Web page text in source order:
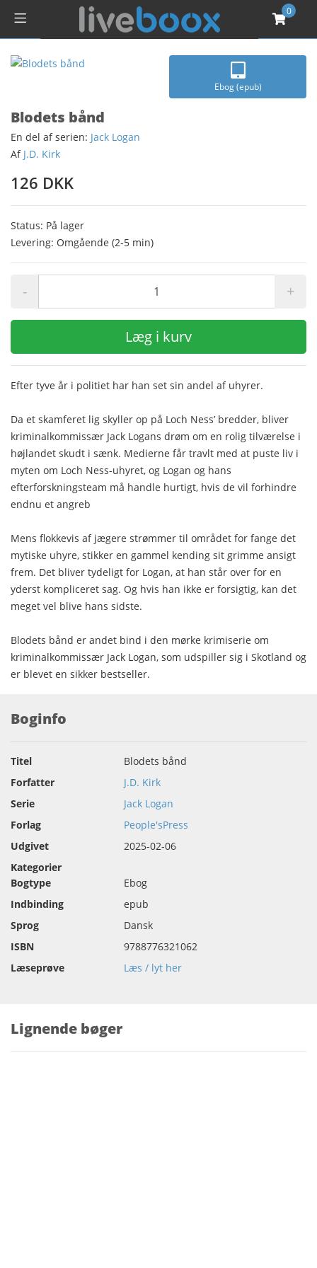
0
Ebog (epub)
Blodets bånd
En del af serien: Jack Logan
Af J.D. Kirk
126 DKK
Status: På lager
Levering: Omgående (2-5 min)
- +
Læg i kurv
Efter tyve år i politiet har han set sin andel af uhyrer.
Da et skamferet lig skyller op på Loch Ness’ bredder, bliver
kriminalkommissær Jack Logans drøm om en rolig tilværelse i
højlandet skudt i sænk. Medierne får travlt med at puste liv i
myten om Loch Ness-uhyret, og Logan og hans
efterforskningsteam må handle hurtigt, hvis de vil forhindre
endnu et angreb
Mens flokkevis af jægere strømmer til området for fange det
mytiske uhyre, stikker en gammel kending sit grimme ansigt
frem. Det bliver tydeligt for Logan, at han står over for en
yderst kompliceret sag. Og hvis han ikke er forsigtig, kan det
meget vel blive hans sidste.
Blodets bånd er andet bind i den mørke krimiserie om
kriminalkommissær Jack Logan, som udspiller sig i Skotland og
er blevet en sikker bestseller.
Boginfo
Titel
Blodets bånd
Forfatter
J.D. Kirk
Serie
Jack Logan
Forlag
People'sPress
Udgivet
2025-02-06
Kategorier
Bogtype
Ebog
Indbinding
epub
Sprog
Dansk
ISBN
9788776321062
Læseprøve
Læs / lyt her
Lignende bøger